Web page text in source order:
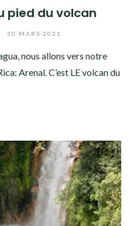
pied du volcan
20 MARS 2021
nous allons vers notre
Arenal. C’est LE volcan du